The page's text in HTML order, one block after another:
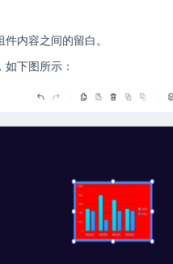
内容之间的留白。
下图所示：